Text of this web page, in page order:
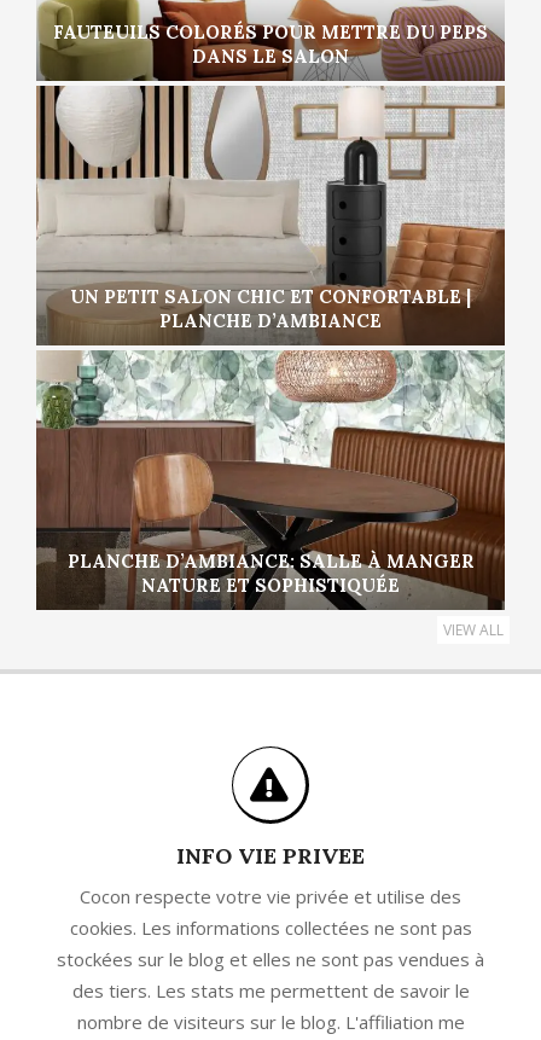
FAUTEUILS COLORÉS POUR METTRE DU PEPS
DANS LE SALON
UN PETIT SALON CHIC ET CONFORTABLE |
PLANCHE D’AMBIANCE
PLANCHE D’AMBIANCE: SALLE À MANGER
NATURE ET SOPHISTIQUÉE
VIEW ALL
INFO VIE PRIVEE
Cocon respecte votre vie privée et utilise des
cookies. Les informations collectées ne sont pas
stockées sur le blog et elles ne sont pas vendues à
des tiers. Les stats me permettent de savoir le
nombre de visiteurs sur le blog. L'affiliation me